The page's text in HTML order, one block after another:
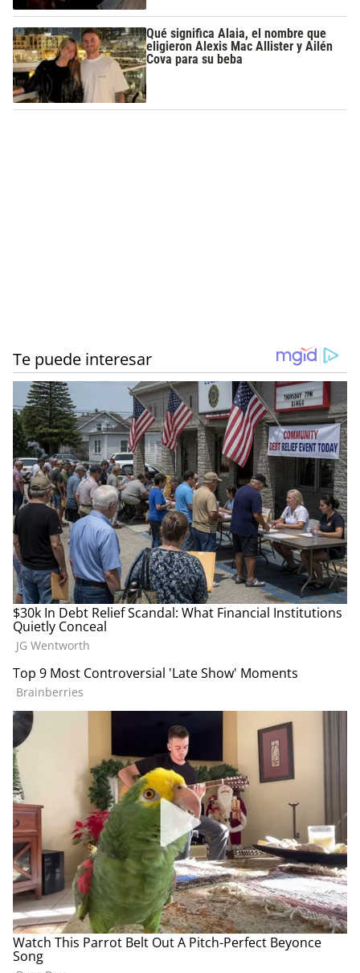
Qué significa Alaia, el nombre que
eligieron Alexis Mac Allister y Ailén
Cova para su beba